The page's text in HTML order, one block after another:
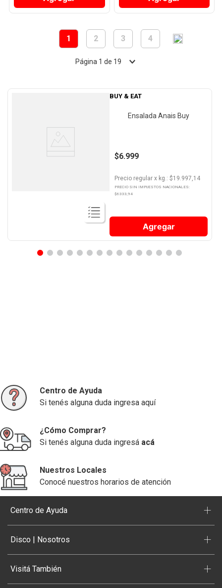
1 2 3 4
Página 1 de 19
BUY & EAT
Ensalada Anais Buy
$6.999
Precio regular x kg.: $19.997,14
PRECIO SIN IMPUESTOS NACIONALES:
$6333,94
Agregar
Centro de Ayuda
Si tenés alguna duda ingresa aquí
¿Cómo Comprar?
Si tenés alguna duda ingresá acá
Nuestros Locales
Conocé nuestros horarios de atención
Centro de Ayuda +
Disco | Nosotros +
Visitá También +